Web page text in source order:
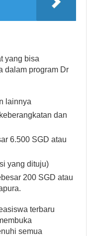
yang bisa
dalam program Dr
lainnya
dan
6.500 SGD atau
yang dituju)
200 SGD atau
terbaru
semua